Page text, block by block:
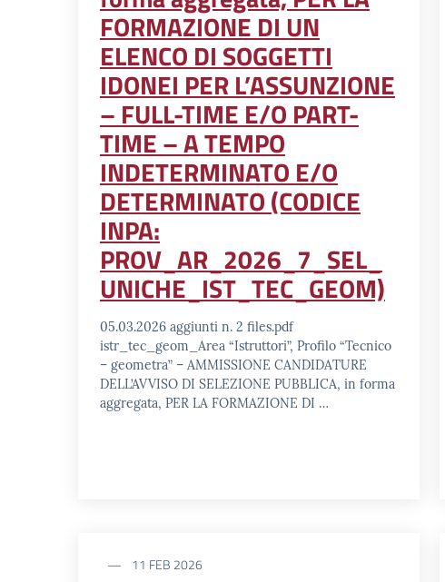
FORMAZIONE DI UN
ELENCO DI SOGGETTI
IDONEI PER L’ASSUNZIONE
– FULL-TIME E/O PART-
TIME – A TEMPO
INDETERMINATO E/O
DETERMINATO (CODICE
INPA:
PROV_AR_2026_7_SEL_
UNICHE_IST_TEC_GEOM)
05.03.2026 aggiunti n. 2 files.pdf
istr_tec_geom_Area “Istruttori”, Profilo “Tecnico
– geometra” – AMMISSIONE CANDIDATURE
DELL’AVVISO DI SELEZIONE PUBBLICA, in forma
aggregata, PER LA FORMAZIONE DI …
11 FEB 2026